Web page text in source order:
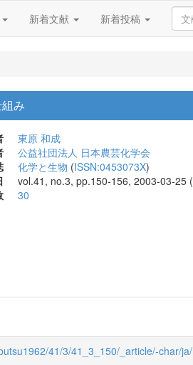
新着文献 新着投稿
み
東原 和成
公益社団法人 日本農芸化学会
化学と生物 (ISSN:0453073X)
vol.41, no.3, pp.150-156, 2003-03-25
30
41/3/41_3_150/_article/-char/ja/